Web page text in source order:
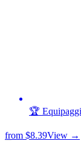
🏆
from $8.39View →